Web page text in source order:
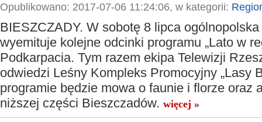
Opublikowano: 2017-07-06 11:24:06, w kategorii:
BIESZCZADY. W sobotę 8 lipca
wyemituje kolejne odcinki programu „Lato w
Podkarpacia. Tym razem ekipa Telewizji
odwiedzi Leśny Kompleks Promocyjny „Lasy
programie będzie mowa o faunie i florze oraz
niższej części Bieszczadów. więcej »